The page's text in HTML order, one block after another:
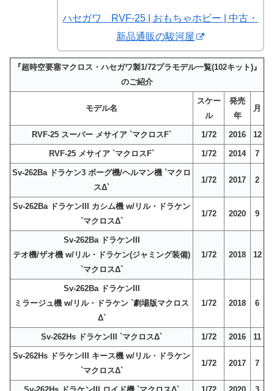
ハセガワ RVF-25 | おもちゃホビー | 中古・
新品通販の駿河屋
『超時空要塞マクロス・ハセガワ製1/72プラモデル一覧(102キット)』
のご紹介
モデル名
スケー
ル
発売
年
月
RVF-25 スーパー メサイア `マクロスF` 1/72 2016 12
RVF-25 メサイア `マクロスF` 1/72 2014 7
Sv-262Ba ドラケン3 ボーグ機/ヘルマン機 `マクロ
スΔ`
1/72 2017 2
Sv-262Ba ドラケンIII カシム機 w/リル・ドラケン
`マクロスΔ`
1/72 2020 9
Sv-262Ba ドラケンIII
テオ機/ザオ機 w/リル・ドラケン(ジャミング装備)
`マクロスΔ`
1/72 2018 12
Sv-262Ba ドラケンIII
ミラージュ機 w/リル・ドラケン `劇場版マクロス
Δ`
1/72 2018 6
Sv-262Hs ドラケンIII `マクロスΔ` 1/72 2016 11
Sv-262Hs ドラケンIII キース機 w/リル・ドラケン
`マクロスΔ`
1/72 2017 7